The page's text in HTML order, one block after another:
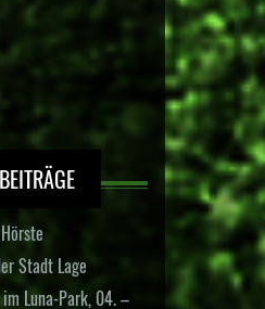
Stadt Lage
Luna-Park, 04. –